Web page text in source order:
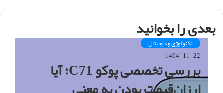
س
بعدی را بخوانید
تکنولوژی و دیجیتال
1404-11-22
بررسی تخصصی پوکو C71؛ آیا